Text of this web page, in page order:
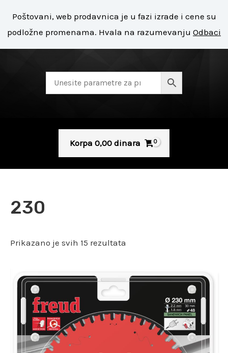
sadržaj
+ 381 11 8127 400
Korpa 0,00 dinara
230
Prikazano je svih 15 rezultata
Poštovani, web prodavnica je u fazi izrade i cene su
podložne promenama. Hvala na razumevanju Odbaci